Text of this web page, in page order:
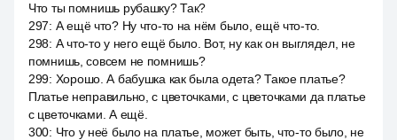
Что ты помнишь рубашку? Так?
297: А ещё что? Ну что-то на нём было, ещё что-то.
298: А что-то у него ещё было. Вот, ну как он выглядел, не
помнишь, совсем не помнишь?
299: Хорошо. А бабушка как была одета? Такое платье?
Платье неправильно, с цветочками, с цветочками да платье
с цветочками. А ещё.
300: Что у неё было на платье, может быть, что-то было, не